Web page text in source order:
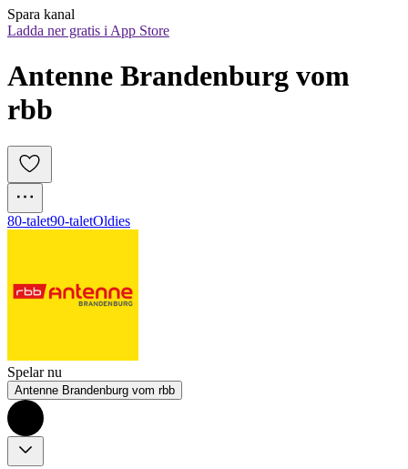
Spara kanal
Ladda ner gratis i App Store
Antenne Brandenburg vom
rbb
80-talet90-taletOldies
Spelar nu
Antenne Brandenburg vom rbb